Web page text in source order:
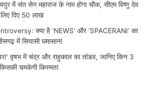
में संत सेन महाराज के नाम होगा चौक, सीएम विष्णु देव
दिए 50 लाख
क्या है ‘NEWS’ और ‘SPACERANI’ का
में सियासी घमासान!
वृषभ में चंद्र और राहुकाल का तांडव, जानिए किन 3
किसकी चमकेगी किस्मत!